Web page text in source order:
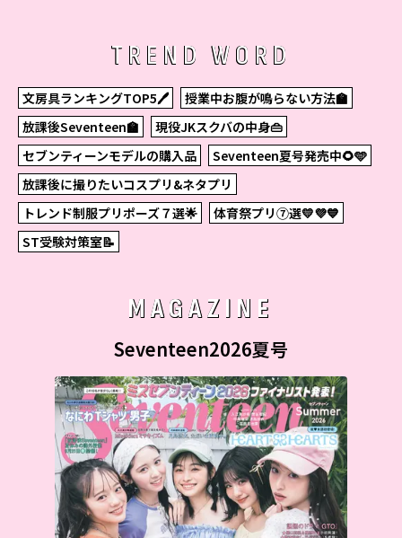
TREND WORD
文房具ランキングTOP5🖊
授業中お腹が鳴らない方法🏫
放課後Seventeen🏫
現役JKスクバの中身👜
セブンティーンモデルの購入品
Seventeen夏号発売中🌻🩵
放課後に撮りたいコスプリ&ネタプリ
トレンド制服プリポーズ７選🌟
体育祭プリ⑦選💛💜💙
ST受験対策室📝
MAGAZINE
Seventeen2026夏号